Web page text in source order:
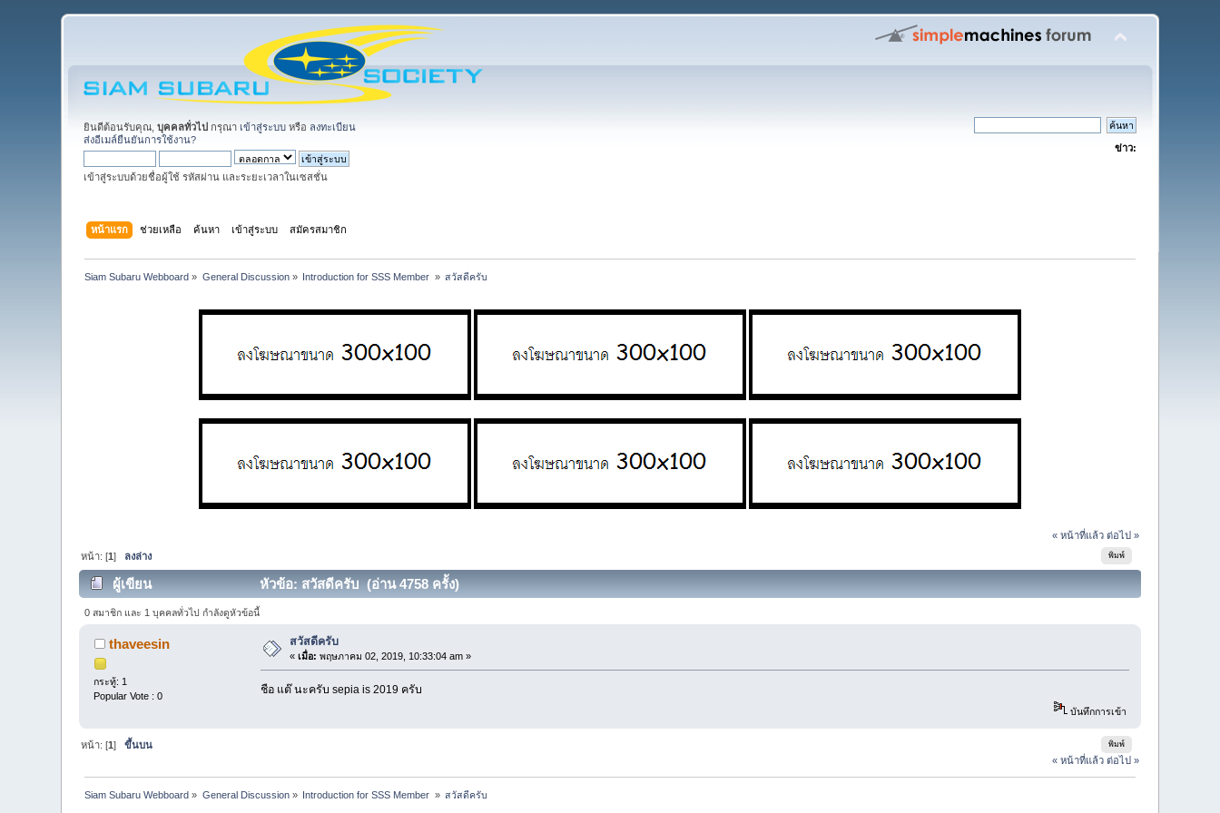
ยินดีต้อนรับคุณ,บุคคลทั่วไป กรุณา เข้าสู่ระบบ หรือ ลงทะเบียน
ส่งอีเมล์ยืนยันการใช้งาน?
เข้าสู่ระบบด้วยชื่อผู้ใช้ รหัสผ่าน และระยะเวลาในเซสชั่น
ข่าว:
หน้าแรก ช่วยเหลือ ค้นหา เข้าสู่ระบบ สมัครสมาชิก
Siam Subaru Webboard » General Discussion» Introduction for SSS Member » สวัสดีครับ
« หน้าที่แล้ว ต่อไป »
พิมพ์
หน้า: [1] ลงล่าง
ผู้เขียน หัวข้อ: สวัสดีครับ (อ่าน 4758 ครั้ง)
0 สมาชิก และ 1 บุคคลทั่วไป กำลังดูหัวข้อนี้
thaveesin
กระทู้: 1
Popular Vote : 0
สวัสดีครับ
«เมื่อ: พฤษภาคม 02, 2019, 10:33:04 am »
ชือ แต๊ นะครับ sepia is 2019 ครับ
บันทึกการเข้า
พิมพ์
หน้า: [1]ขึ้นบน
« หน้าที่แล้ว ต่อไป »
Siam Subaru Webboard » General Discussion» Introduction for SSS Member » สวัสดีครับ